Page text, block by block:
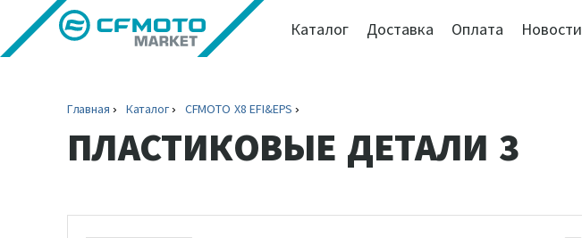
Каталог Доставка Оплата Новости
Главная Каталог CFMOTO X8 EFI&EPS
ПЛАСТИКОВЫЕ ДЕТАЛИ 3